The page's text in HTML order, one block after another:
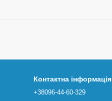
Контактна інформація
+38096-44-60-329